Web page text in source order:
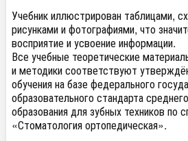
Учебник иллюстрирован таблицами,
рисунками и фотографиями, что
восприятие и усвоение информации.
Все учебные теоретические
и методики соответствуют
обучения на базе федерального
образовательного стандарта
образования для зубных техников по
«Стоматология ортопедическая».